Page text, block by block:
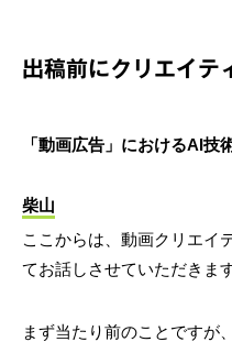
出稿前にクリエイテ
「動画広告」におけるAI技
柴山
ここからは、動画クリエイ
てお話しさせていただきます
まず当たり前のことですが